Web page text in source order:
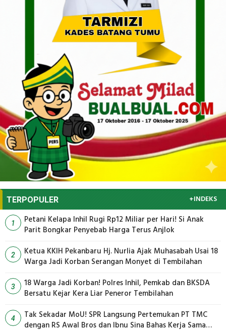
TERPOPULER +INDEKS
1
Petani Kelapa Inhil Rugi Rp12 Miliar per Hari! Si Anak
Parit Bongkar Penyebab Harga Terus Anjlok
2
Ketua KKIH Pekanbaru Hj. Nurlia Ajak Muhasabah Usai 18
Warga Jadi Korban Serangan Monyet di Tembilahan
3
18 Warga Jadi Korban! Polres Inhil, Pemkab dan BKSDA
Bersatu Kejar Kera Liar Peneror Tembilahan
4
Tak Sekadar MoU! SPR Langsung Pertemukan PT TMC
dengan RS Awal Bros dan Ibnu Sina Bahas Kerja Sama